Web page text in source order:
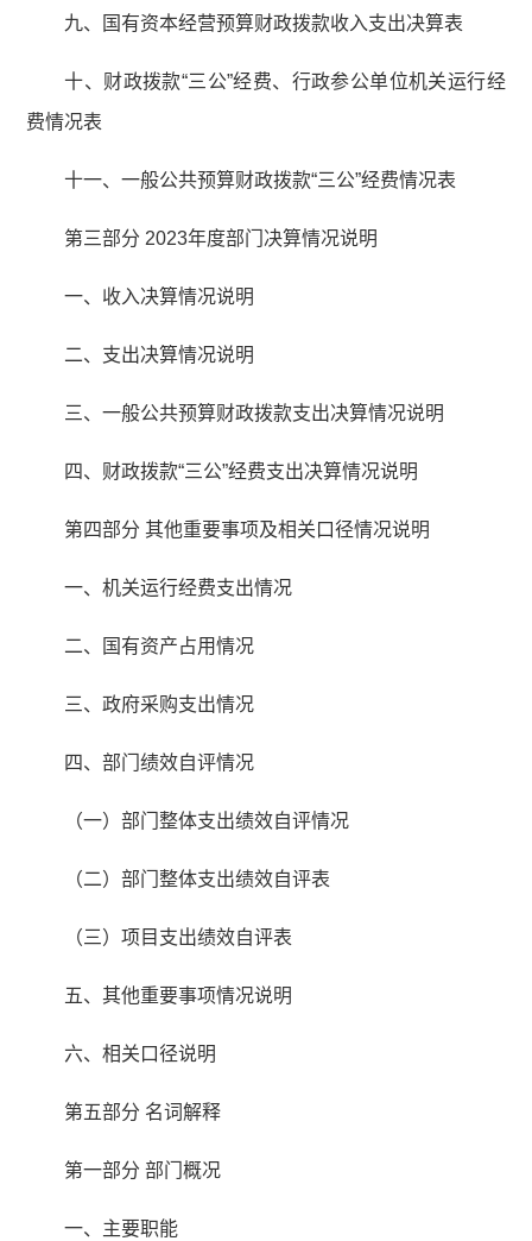
九、国有资本经营预算财政拨款收入支出决算表
十、财政拨款“三公”经费、行政参公单位机关运行经
费情况表
十一、一般公共预算财政拨款“三公”经费情况表
第三部分 2023年度部门决算情况说明
一、收入决算情况说明
二、支出决算情况说明
三、一般公共预算财政拨款支出决算情况说明
四、财政拨款“三公”经费支出决算情况说明
第四部分 其他重要事项及相关口径情况说明
一、机关运行经费支出情况
二、国有资产占用情况
三、政府采购支出情况
四、部门绩效自评情况
（一）部门整体支出绩效自评情况
（二）部门整体支出绩效自评表
（三）项目支出绩效自评表
五、其他重要事项情况说明
六、相关口径说明
第五部分 名词解释
第一部分 部门概况
一、主要职能